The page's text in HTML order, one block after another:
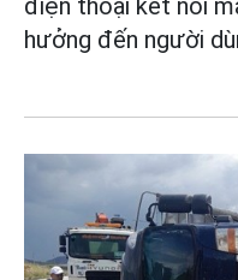
điện thoại kết nối
hưởng đến người